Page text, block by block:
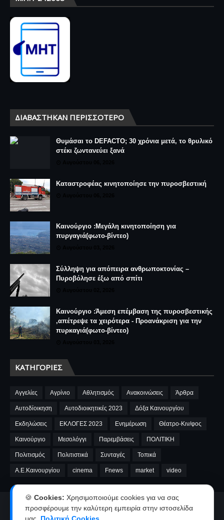
ΔΙΑΒΆΣΤΗΚΑΝ ΠΕΡΙΣΣΌΤΕΡΟ
Θυμάσαι το DEFACTO; 30 χρόνια μετά, το θρυλικό
στέκι ζωντανεύει ξανά
Καταστροφέας κινητοποίησε την πυροσβεστική
Καινούργιο :Μεγάλη κινητοποίηση για
πυργαγιά(φωτο-βίντεο)
Σύλληψη για απόπειρα ανθρωποκτονίας –
Πυροβόλησε έξω από σπίτι
Καινούργιο :Άμεση επέμβαση της πυροσβεστικής
,απέτρεψε τα χειρότερα - Προανάκριση για την
πυρκαγιά(φωτο-βίντεο)
ΚΑΤΗΓΟΡΊΕΣ
Αγγελίες Αγρίνιο Αθλητισμός Ανακοινώσεις Άρθρα
Αυτοδίοικηση Αυτοδιοικητικές 2023 Δόξα Καινουργίου
Εκδηλώσεις ΕΚΛΟΓΕΣ 2023 Ενημέρωση Θέατρο-Κιν/φος
Καινούργιο Μεσολόγγι Παρεμβάσεις ΠΟΛΙΤΙΚΗ
Πολιτισμός Πολιτιστικά Συνταγές Τοπικά
A.E.Καινουργίου cinema Fnews market video
Αρχική Ταυτότητα
Όροι χρήσης-Πολιτική απορρήτου
🍪 Cookies: Χρησιμοποιούμε cookies για να σας
προσφέρουμε την καλύτερη εμπειρία στην ιστοσελίδα